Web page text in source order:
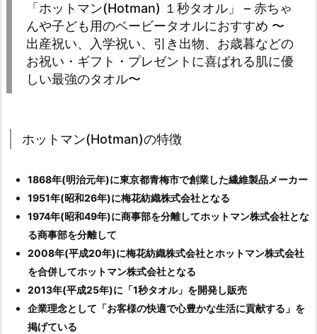
「ホットマン(Hotman) １秒タオル」 – 赤ちゃ
んや子ども用のベービータオルにおすすめ 〜
出産祝い、入学祝い、引き出物、お歳暮などの
お祝い・ギフト・プレゼントに喜ばれる肌に優
しい最強のタオル〜
ホットマン(Hotman)の特徴
1868年(明治元年)に東京都青梅市で創業した繊維製品メーカー
1951年(昭和26年)に梅花紡織株式会社となる
1974年(昭和49年)に商事部を分離してホットマン株式会社とな
る商事部を分離して
2008年(平成20年)に梅花紡織株式会社とホットマン株式会社
を合併してホットマン株式会社となる
2013年(平成25年)に「1秒タオル」を開発し販売
企業理念として「お客様の快適で心豊かな生活に貢献する」を
掲げている